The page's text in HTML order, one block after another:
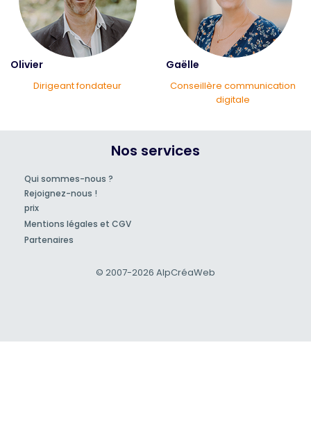
Olivier
Dirigeant fondateur
Gaëlle
Conseillère communication
digitale
Nos services
Qui sommes-nous ?
Rejoignez-nous !
prix
Mentions légales et CGV
Partenaires
© 2007-2026 AlpCréaWeb